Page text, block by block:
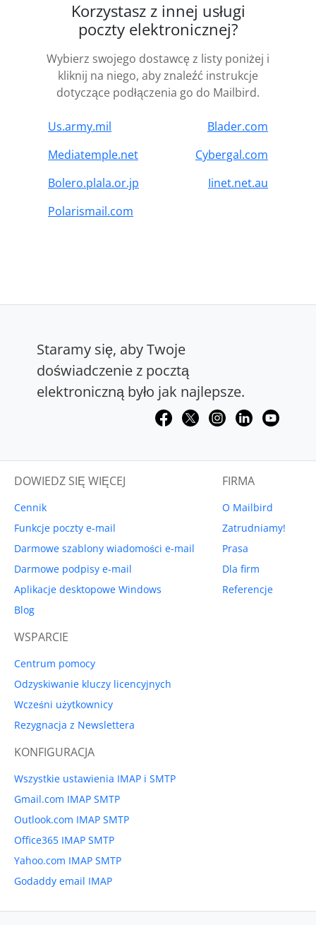
Korzystasz z innej usługi
poczty elektronicznej?
Wybierz swojego dostawcę z listy poniżej i
kliknij na niego, aby znaleźć instrukcje
dotyczące podłączenia go do Mailbird.
Us.army.mil
Blader.com
Mediatemple.net
Cybergal.com
Bolero.plala.or.jp
Iinet.net.au
Polarismail.com
Staramy się, aby Twoje
doświadczenie z pocztą
elektroniczną było jak najlepsze.
DOWIEDZ SIĘ WIĘCEJ
Cennik
Funkcje poczty e-mail
Darmowe szablony wiadomości e-mail
Darmowe podpisy e-mail
Aplikacje desktopowe Windows
Blog
FIRMA
O Mailbird
Zatrudniamy!
Prasa
Dla firm
Referencje
WSPARCIE
Centrum pomocy
Odzyskiwanie kluczy licencyjnych
Wcześni użytkownicy
Rezygnacja z Newslettera
KONFIGURACJA
Wszystkie ustawienia IMAP i SMTP
Gmail.com IMAP SMTP
Outlook.com IMAP SMTP
Office365 IMAP SMTP
Yahoo.com IMAP SMTP
Godaddy email IMAP